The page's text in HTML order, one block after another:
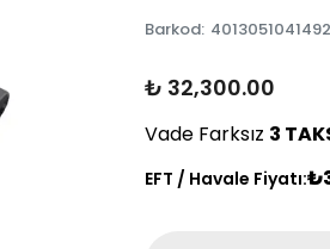
Barkod: 4013051041492
₺ 32,300.00
Vade Farksız 3
EFT / Havale Fiyatı: